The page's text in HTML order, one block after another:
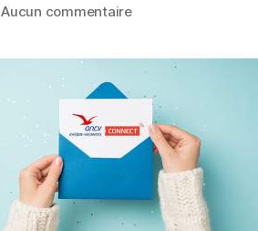
Aucun commentairesur
passez
pas
à
côté